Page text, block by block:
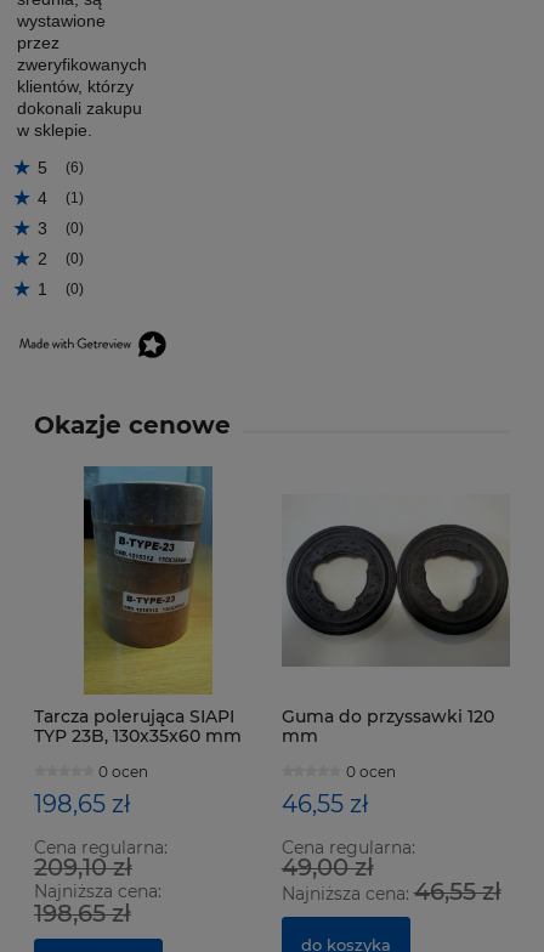
wystawione
przez
zweryfikowanych
klientów, którzy
dokonali zakupu
w sklepie.
5
(6)
4 (1)
3 (0)
2 (0)
1 (0)
Okazje cenowe
Tarcza polerująca SIAPI
TYP 23B, 130x35x60 mm
0 ocen
198,65 zł
Cena regularna:
209,10 zł
Najniższa cena:
198,65 zł
Guma do przyssawki 120
mm
0 ocen
46,55 zł
Cena regularna:
49,00 zł
Najniższa cena:46,55 zł
do koszyka